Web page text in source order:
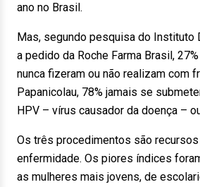
ano no Brasil.
Mas, segundo pesquisa do Instituto
a pedido da Roche Farma Brasil,
nunca fizeram ou não realizam com
Papanicolau, 78% jamais se
HPV – vírus causador da doença –
Os três procedimentos são
enfermidade. Os piores índices
as mulheres mais jovens, de